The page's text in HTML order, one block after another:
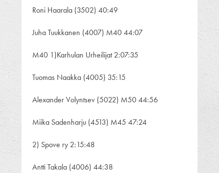
Roni Haarala (3502) 40:49
Juha Tuukkanen (4007) M40 44:07
M40 1)Karhulan Urheilijat 2:07:35
Tuomas Naakka (4005) 35:15
Alexander Volyntsev (5022) M50 44:56
Miika Sadenharju (4513) M45 47:24
2) Spove ry 2:15:48
Antti Takala (4006) 44:38